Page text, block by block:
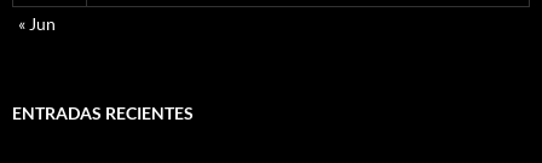
« Jun
ENTRADAS RECIENTES